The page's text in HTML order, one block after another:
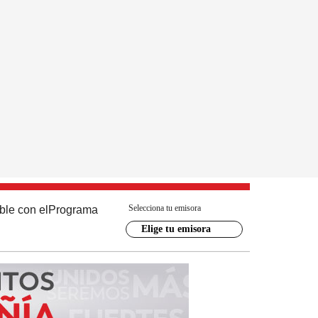
con el Programa Selecciona tu emisora
Elige tu emisora